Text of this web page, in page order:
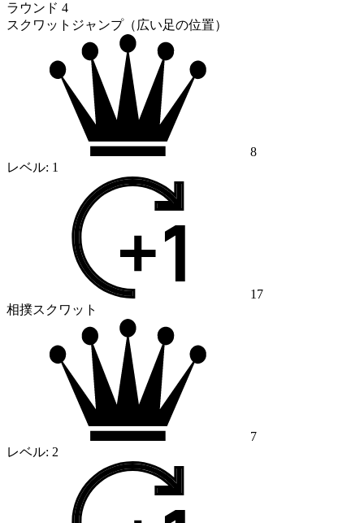
ラウンド 4
スクワットジャンプ（広い足の位置）
8
レベル: 1
17
相撲スクワット
7
レベル: 2